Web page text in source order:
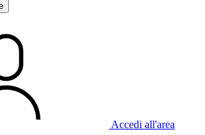
Accedi all'area